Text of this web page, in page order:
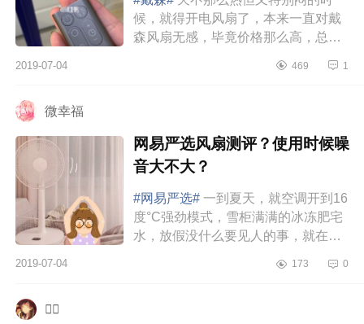
候，就得开电风扇了，本来一直对戴
森风扇无感，毕竟价格那么高，总觉
天晚上被家里的电风扇吹醒，想着...
2019-07-04 469 1
微幸福
网易严选风扇测评？使用时候噪
音大不大？
#网易严选# 一到夏天，就空调开到16
度°C强劲模式，雪柜满满的冰冻肥宅
水，放假没什么要见人的事，就在家
的边缘疯狂试探，一努力就变得又
2019-07-04 173 0
